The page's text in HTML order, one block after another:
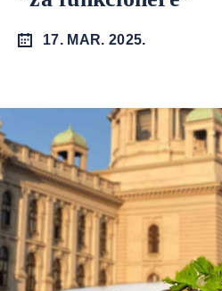
17. MAR. 2025.